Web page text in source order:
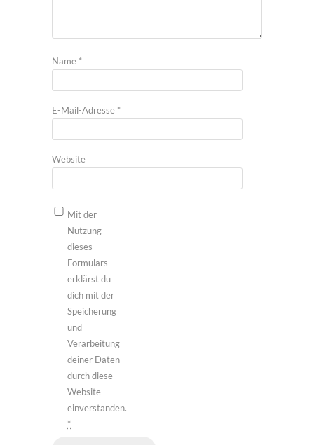
Name *
E-Mail-Adresse *
Website
Mit der
Nutzung
dieses
Formulars
erklärst du
dich mit der
Speicherung
und
Verarbeitung
deiner Daten
durch diese
Website
einverstanden.
*